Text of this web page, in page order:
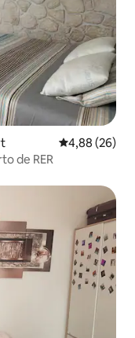
4,88 de uma
4,88 (26)
de RER